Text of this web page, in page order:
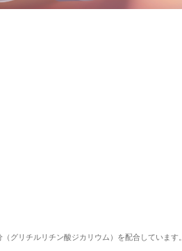
グリチルリチン酸ジカリウム）を配合しています。